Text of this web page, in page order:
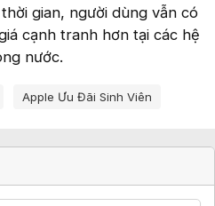
gian, người dùng vẫn có
cạnh tranh hơn tại các hệ
nước.
Apple Ưu Đãi Sinh Viên